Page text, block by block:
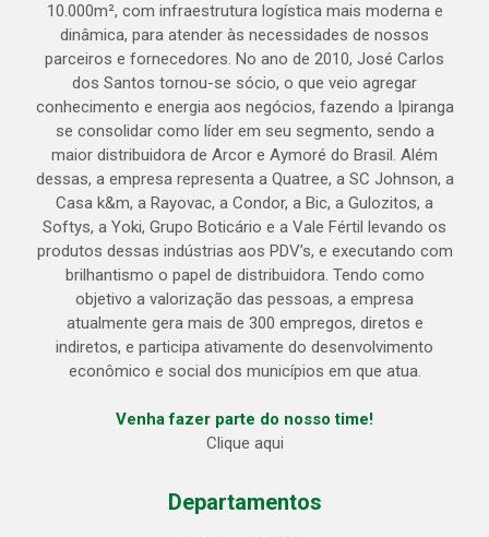
10.000m², com infraestrutura logística mais moderna e
dinâmica, para atender às necessidades de nossos
parceiros e fornecedores. No ano de 2010, José Carlos
dos Santos tornou-se sócio, o que veio agregar
conhecimento e energia aos negócios, fazendo a Ipiranga
se consolidar como líder em seu segmento, sendo a
maior distribuidora de Arcor e Aymoré do Brasil. Além
dessas, a empresa representa a Quatree, a SC Johnson, a
Casa k&m, a Rayovac, a Condor, a Bic, a Gulozitos, a
Softys, a Yoki, Grupo Boticário e a Vale Fértil levando os
produtos dessas indústrias aos PDV’s, e executando com
brilhantismo o papel de distribuidora. Tendo como
objetivo a valorização das pessoas, a empresa
atualmente gera mais de 300 empregos, diretos e
indiretos, e participa ativamente do desenvolvimento
econômico e social dos municípios em que atua.
Venha fazer parte do nosso time!
Clique aqui
Departamentos